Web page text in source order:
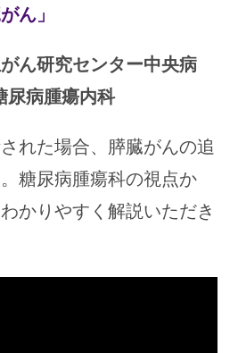
ん」
ん研究センター中央病
病腫瘍内科
れた場合、膵臓がんの追
糖尿病腫瘍科の視点か
かりやすく解説いただき